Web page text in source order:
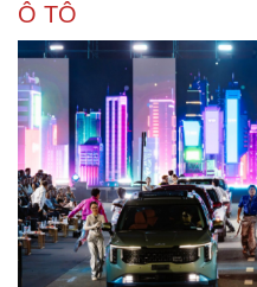
Doanh nghiệp
Thông tin doanh nghiệp
Doanh nghiệp 24h
Doanh nhân
Vì cộng đồng
Ô TÔ